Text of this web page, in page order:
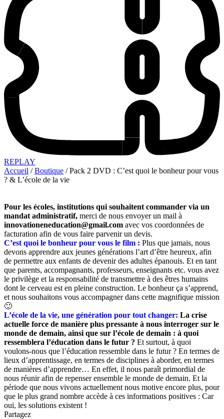
REPLAY
Accueil /Boutique / Pack 2 DVD : C’est quoi le bonheur pour vous
? & L’école de la vie
Pour les écoles, institutions qui souhaitent commander via un
mandat administratif, merci de nous envoyer un mail à
innovationeneducation@gmail.com avec vos coordonnées de
facturation afin de vous faire parvenir un devis.
C’est quoi le bonheur pour vous le film : Plus que jamais, nous
devons apprendre aux jeunes générations l’art d’être heureux, afin
de permettre aux enfants de devenir des adultes épanouis. Et en tant
que parents, accompagnants, professeurs, enseignants etc. vous avez
le privilège et la responsabilité de transmettre à des êtres humains
dont le cerveau est en pleine construction. Le bonheur ça s’apprend,
et nous souhaitons vous accompagner dans cette magnifique mission
🙂
L’école de la vie, une génération pour tout changer: La crise
actuelle force de manière plus pressante à nous interroger sur le
monde de demain, ainsi que sur l’école de demain : à quoi
ressemblera l’éducation dans le futur ? Et surtout, à quoi
voulons-nous que l’éducation ressemble dans le futur ? En termes de
lieux d’apprentissage, en termes de disciplines à aborder, en termes
de manières d’apprendre… En effet, il nous paraît primordial de
nous réunir afin de repenser ensemble le monde de demain. Et la
période que nous vivons actuellement nous motive encore plus, pour
que le plus grand nombre accède à ces informations positives : Car
oui, les solutions existent !
Partagez